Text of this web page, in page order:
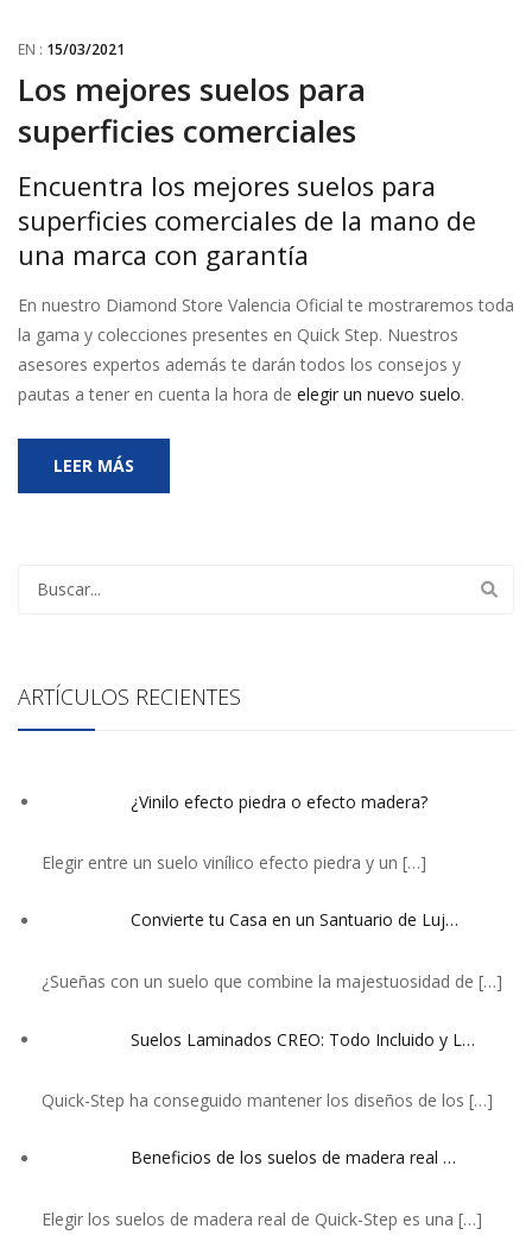
EN : 15/03/2021
Los mejores suelos para
superficies comerciales
Encuentra los mejores suelos para
superficies comerciales de la mano de
una marca con garantía
En nuestro Diamond Store Valencia Oficial te mostraremos toda
la gama y colecciones presentes en Quick Step. Nuestros
asesores expertos además te darán todos los consejos y
pautas a tener en cuenta la hora de elegir un nuevo suelo.
LEER MÁS
ARTÍCULOS RECIENTES
¿Vinilo efecto piedra o efecto madera?
Elegir entre un suelo vinílico efecto piedra y un […]
Convierte tu Casa en un Santuario de Luj…
¿Sueñas con un suelo que combine la majestuosidad de […]
Suelos Laminados CREO: Todo Incluido y L…
Quick-Step ha conseguido mantener los diseños de los […]
Beneficios de los suelos de madera real …
Elegir los suelos de madera real de Quick-Step es una […]